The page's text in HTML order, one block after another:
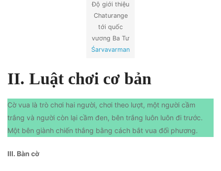
Độ giới thiệu
Chaturange
tới quốc
vương Ba Tư
Śarvavarman
II. Luật chơi cơ bản
Cờ vua là trò chơi hai người, chơi theo lượt, một người cầm
trắng và người còn lại cầm đen, bên trắng luôn luôn đi trước.
Một bên giành chiến thắng bằng cách bắt vua đối phương.
III. Bàn cờ